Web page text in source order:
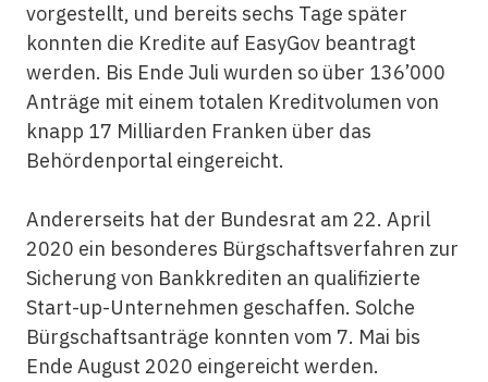
vorgestellt, und bereits sechs Tage später
konnten die Kredite auf EasyGov beantragt
werden. Bis Ende Juli wurden so über 136’000
Anträge mit einem totalen Kreditvolumen von
knapp 17 Milliarden Franken über das
Behördenportal eingereicht.
Andererseits hat der Bundesrat am 22. April
2020 ein besonderes Bürgschaftsverfahren zur
Sicherung von Bankkrediten an qualifizierte
Start-up-Unternehmen geschaffen. Solche
Bürgschaftsanträge konnten vom 7. Mai bis
Ende August 2020 eingereicht werden.